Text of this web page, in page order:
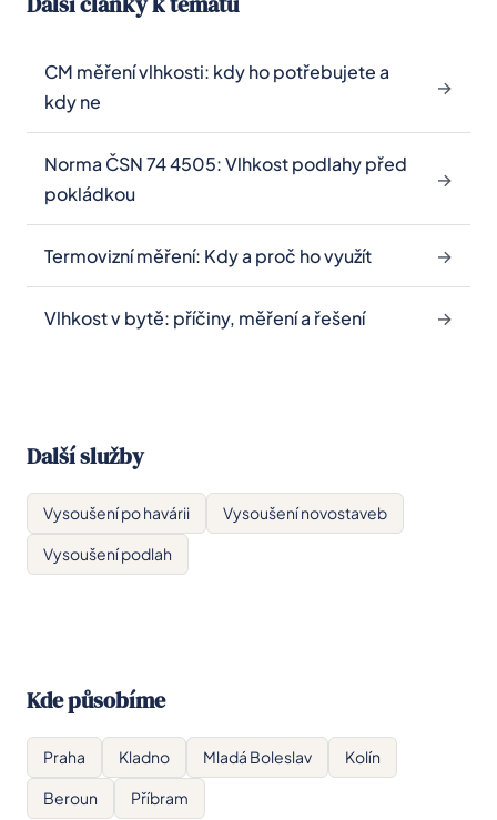
doporučení), cena je 2 490 Kč bez DPH. Mimo
CM měření vlhkosti: kdy ho potřebujete a
kdy ne
Norma ČSN 74 4505: Vlhkost podlahy před
pokládkou
Termovizní měření: Kdy a proč ho využít
Vlhkost v bytě: příčiny, měření a řešení
Další služby
Vysoušení po havárii Vysoušení novostaveb
Vysoušení podlah
Kde působíme
Praha Kladno Mladá Boleslav Kolín
Beroun Příbram